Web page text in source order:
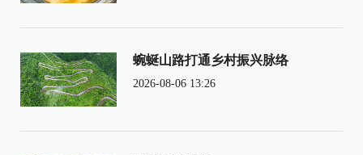
蜿蜒山路打通乡村振兴脉络
2026-08-06 13:26